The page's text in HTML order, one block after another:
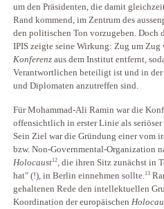
um den Präsidenten, die damit
Rand kommend, im Zentrum des
den politischen Ton vorzugeben. Doch
IPIS zeigte seine Wirkung: Zug um
Konferenz aus dem Institut entfernt,
Verantwortlichen beteiligt ist und in der
und Diplomaten anzutreffen sind.
Für Mohammad-Ali Ramin war die
offensichtlich in erster Linie als
Sein Ziel war die Gründung einer vom
bzw. Non-Governmental-Organization
Holocaust12, die ihren Sitz zunächst in
hat" (!), in Berlin einnehmen sollte.13
gehaltenen Rede den intellektuellen
Koordination der europäischen